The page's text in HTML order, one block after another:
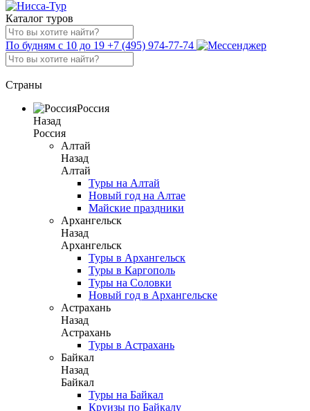
Каталог туров
По будням с 10 до 19 +7 (495) 974-77-74
Страны
Россия
Назад
Россия
Алтай
Назад
Алтай
Туры на Алтай
Новый год на Алтае
Майские праздники
Архангельск
Назад
Архангельск
Туры в Архангельск
Туры в Каргополь
Туры на Соловки
Новый год в Архангельске
Астрахань
Назад
Астрахань
Туры в Астрахань
Байкал
Назад
Байкал
Туры на Байкал
Круизы по Байкалу